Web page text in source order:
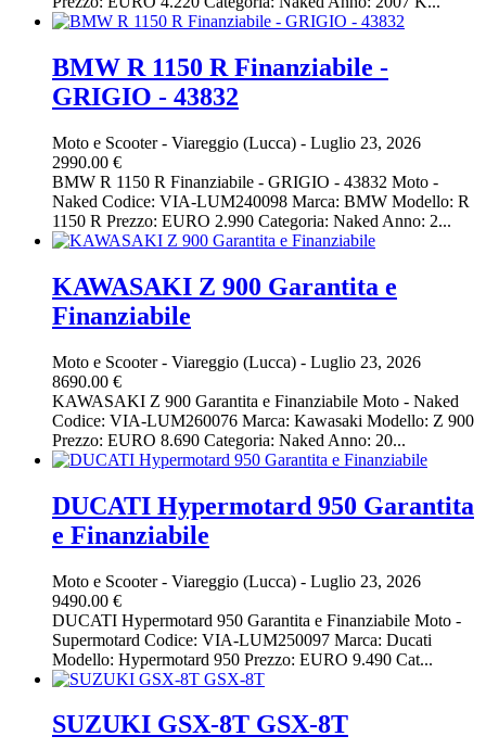
BMW R 1150 R Finanziabile -
GRIGIO - 43832
Moto e Scooter- Viareggio (Lucca) - Luglio 23, 2026
2990.00 €
BMW R 1150 R Finanziabile - GRIGIO - 43832 Moto -
Naked Codice: VIA-LUM240098 Marca: BMW Modello: R
1150 R Prezzo: EURO 2.990 Categoria: Naked Anno: 2...
KAWASAKI Z 900 Garantita e
Finanziabile
Moto e Scooter- Viareggio (Lucca) - Luglio 23, 2026
8690.00 €
KAWASAKI Z 900 Garantita e Finanziabile Moto - Naked
Codice: VIA-LUM260076 Marca: Kawasaki Modello: Z 900
Prezzo: EURO 8.690 Categoria: Naked Anno: 20...
DUCATI Hypermotard 950 Garantita
e Finanziabile
Moto e Scooter- Viareggio (Lucca) - Luglio 23, 2026
9490.00 €
DUCATI Hypermotard 950 Garantita e Finanziabile Moto -
Supermotard Codice: VIA-LUM250097 Marca: Ducati
Modello: Hypermotard 950 Prezzo: EURO 9.490 Cat...
SUZUKI GSX-8T GSX-8T